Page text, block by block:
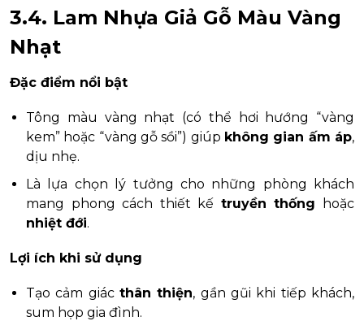
3.4. Lam Nhựa Giả Gỗ Màu Vàng
Nhạt
Đặc điểm nổi bật
Tông màu vàng nhạt (có thể hơi hướng “vàng
kem” hoặc “vàng gỗ sồi”) giúp không gian ấm áp,
dịu nhẹ.
Là lựa chọn lý tưởng cho những phòng khách
mang phong cách thiết kế truyền thống hoặc
nhiệt đới.
Lợi ích khi sử dụng
Tạo cảm giác thân thiện, gần gũi khi tiếp khách,
sum họp gia đình.